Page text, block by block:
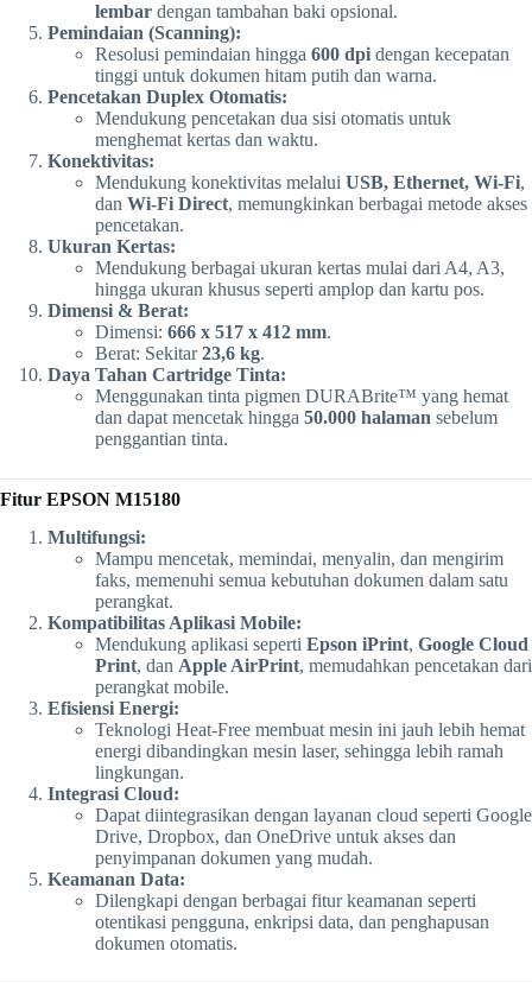
lembar dengan tambahan baki opsional.
Pemindaian (Scanning):
Resolusi pemindaian hingga 600 dpi dengan kecepatan
tinggi untuk dokumen hitam putih dan warna.
Pencetakan Duplex Otomatis:
Mendukung pencetakan dua sisi otomatis untuk
menghemat kertas dan waktu.
Konektivitas:
Mendukung konektivitas melalui USB, Ethernet, Wi-Fi,
dan Wi-Fi Direct, memungkinkan berbagai metode akses
pencetakan.
Ukuran Kertas:
Mendukung berbagai ukuran kertas mulai dari A4, A3,
hingga ukuran khusus seperti amplop dan kartu pos.
Dimensi & Berat:
Dimensi: 666 x 517 x 412 mm.
Berat: Sekitar23,6 kg.
Daya Tahan Cartridge Tinta:
Menggunakan tinta pigmen DURABrite™ yang hemat
dan dapat mencetak hingga 50.000 halaman sebelum
penggantian tinta.
Fitur EPSON M15180
Multifungsi:
Mampu mencetak, memindai, menyalin, dan mengirim
faks, memenuhi semua kebutuhan dokumen dalam satu
perangkat.
Kompatibilitas Aplikasi Mobile:
Mendukung aplikasi seperti Epson iPrint, Google Cloud
Print, dan Apple AirPrint, memudahkan pencetakan dari
perangkat mobile.
Efisiensi Energi:
Teknologi Heat-Free membuat mesin ini jauh lebih hemat
energi dibandingkan mesin laser, sehingga lebih ramah
lingkungan.
Integrasi Cloud:
Dapat diintegrasikan dengan layanan cloud seperti Google
Drive, Dropbox, dan OneDrive untuk akses dan
penyimpanan dokumen yang mudah.
Keamanan Data:
Dilengkapi dengan berbagai fitur keamanan seperti
otentikasi pengguna, enkripsi data, dan penghapusan
dokumen otomatis.